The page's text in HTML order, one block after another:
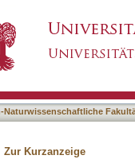
reach-scale
Naturwissenschaftliche
Zur Kurzanzeige